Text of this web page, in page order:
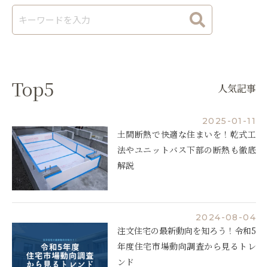
Top5 人気記事
2025-01-11
土間断熱で快適な住まいを！乾式工
法やユニットバス下部の断熱も徹底
解説
2024-08-04
注文住宅の最新動向を知ろう！令和5
年度住宅市場動向調査から見るトレ
ンド